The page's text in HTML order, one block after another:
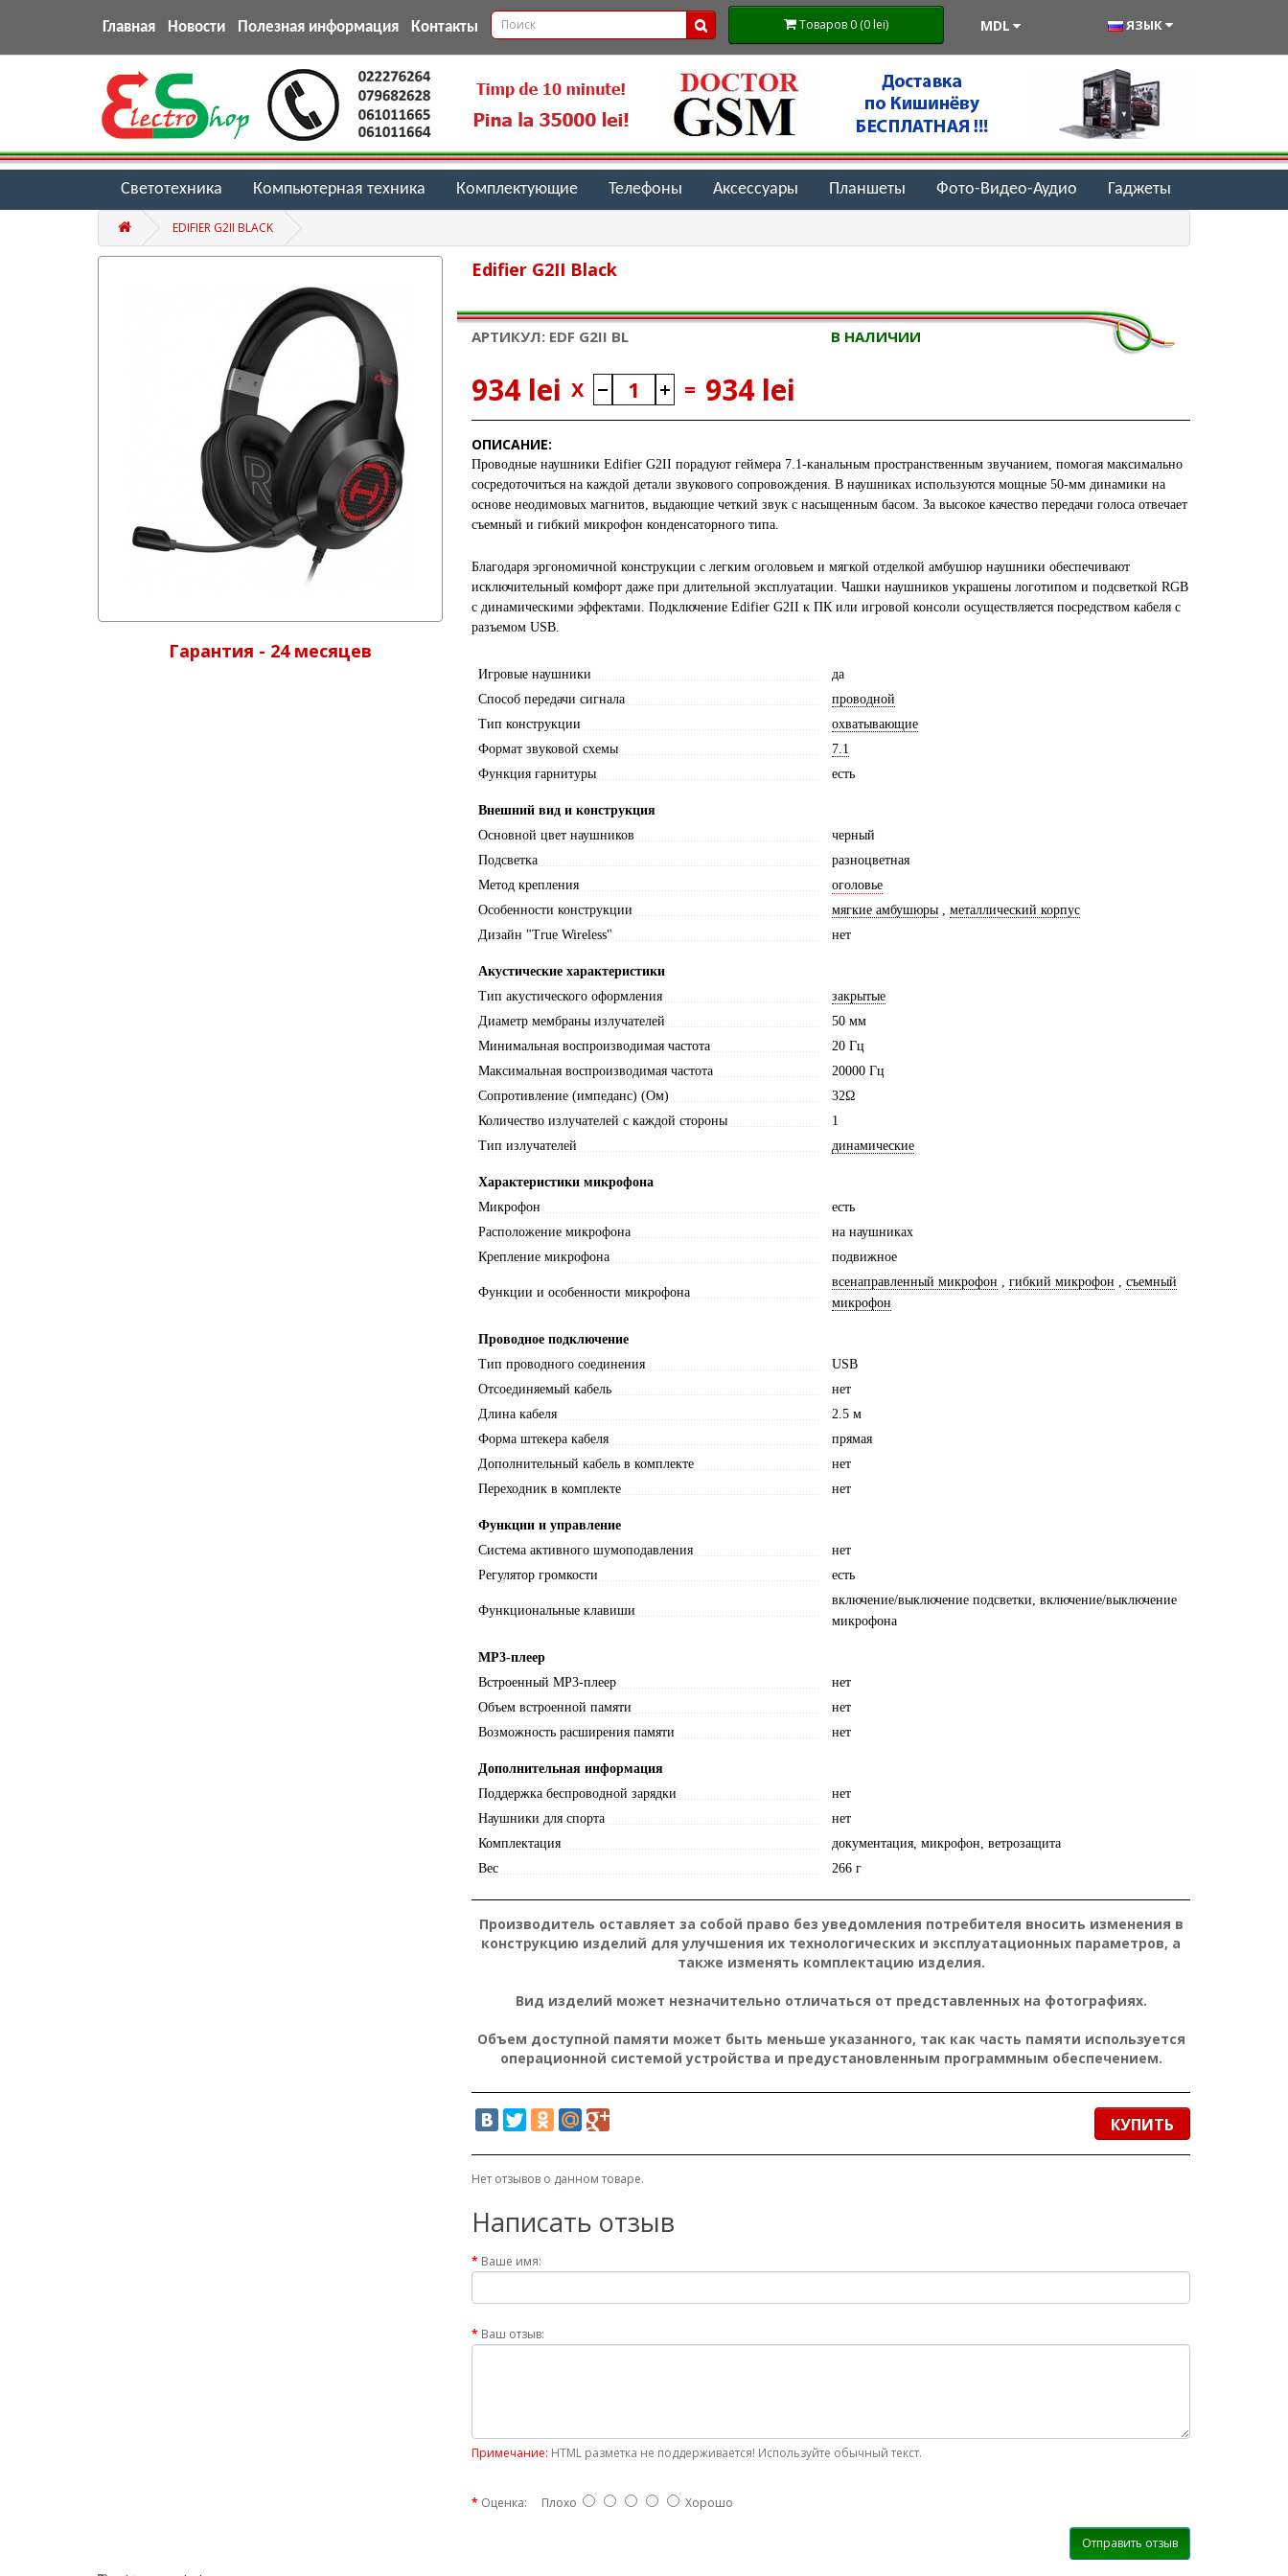
Главная Новости Полезная информация Контакты Товаров 0 (0 lei) MDL ЯЗЫК
Светотехника Компьютерная техника Комплектующие Телефоны Аксессуары Планшеты Фото-Видео-Аудио Гаджеты
EDIFIER G2II BLACK
Гарантия - 24 месяцев
Edifier G2II Black
АРТИКУЛ: EDF G2II BL В НАЛИЧИИ
934 lei X = 934 lei
ОПИСАНИЕ:
Проводные наушники Edifier G2II порадуют геймера 7.1-канальным пространственным звучанием, помогая максимально
сосредоточиться на каждой детали звукового сопровождения. В наушниках используются мощные 50-мм динамики на
основе неодимовых магнитов, выдающие четкий звук с насыщенным басом. За высокое качество передачи голоса отвечает
съемный и гибкий микрофон конденсаторного типа.
Благодаря эргономичной конструкции с легким оголовьем и мягкой отделкой амбушюр наушники обеспечивают
исключительный комфорт даже при длительной эксплуатации. Чашки наушников украшены логотипом и подсветкой RGB
с динамическими эффектами. Подключение Edifier G2II к ПК или игровой консоли осуществляется посредством кабеля с
разъемом USB.
Игровые наушники
да
Способ передачи сигнала
проводной
Тип конструкции
охватывающие
Формат звуковой схемы
7.1
Функция гарнитуры
есть
Внешний вид и конструкция
Основной цвет наушников
черный
Подсветка
разноцветная
Метод крепления
оголовье
Особенности конструкции
мягкие амбушюры
металлический корпус
Дизайн "True Wireless"
нет
Акустические характеристики
Тип акустического оформления
закрытые
Диаметр мембраны излучателей
50 мм
Минимальная воспроизводимая частота
20 Гц
Максимальная воспроизводимая частота
20000 Гц
Сопротивление (импеданс) (Ом)
32Ω
Количество излучателей с каждой стороны
1
Тип излучателей
динамические
Характеристики микрофона
Микрофон
есть
Расположение микрофона
на наушниках
Крепление микрофона
подвижное
Функции и особенности микрофона
всенаправленный микрофон гибкий микрофон
съемный
микрофон
Проводное подключение
Тип проводного соединения
USB
Отсоединяемый кабель
нет
Длина кабеля
2.5 м
Форма штекера кабеля
прямая
Дополнительный кабель в комплекте
нет
Переходник в комплекте
нет
Функции и управление
Система активного шумоподавления
нет
Регулятор громкости
есть
Функциональные клавиши
включение/выключение подсветки, включение/выключение
микрофона
MP3-плеер
Встроенный MP3-плеер
нет
Объем встроенной памяти
нет
Возможность расширения памяти
нет
Дополнительная информация
Поддержка беспроводной зарядки
нет
Наушники для спорта
нет
Комплектация
документация, микрофон, ветрозащита
Вес
266 г
Производитель оставляет за собой право без уведомления потребителя вносить изменения в
конструкцию изделий для улучшения их технологических и эксплуатационных параметров, а
также изменять комплектацию изделия.
Вид изделий может незначительно отличаться от представленных на фотографиях.
Объем доступной памяти может быть меньше указанного, так как часть памяти используется
операционной системой устройства и предустановленным программным обеспечением.
КУПИТЬ
Нет отзывов о данном товаре.
Написать отзыв
Ваше имя:
Ваш отзыв:
Примечание: HTML разметка не поддерживается! Используйте обычный текст.
Оценка: Плохо Хорошо
Отправить отзыв